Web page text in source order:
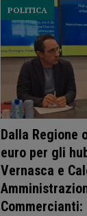
Dalla Regione
euro per gli
Vernasca e
POLITICA